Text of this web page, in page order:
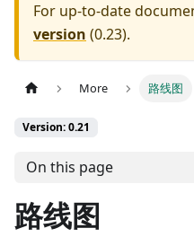
For up-to-date
version (0.23).
More 路线图
Version: 0.21
On this page
路线图